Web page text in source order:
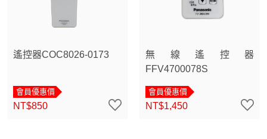
遙控器COC8026-0173
會員優惠價
NT$850
無線遙控器
FFV4700078S
會員優惠價
NT$1,450